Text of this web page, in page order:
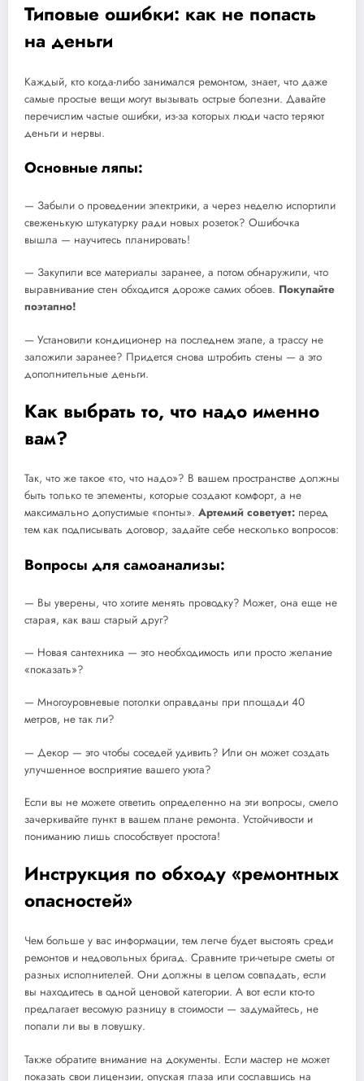
Типовые ошибки: как не попасть
на деньги
Каждый, кто когда-либо занимался ремонтом, знает, что даже
самые простые вещи могут вызывать острые болезни. Давайте
перечислим частые ошибки, из-за которых люди часто теряют
деньги и нервы.
Основные ляпы:
— Забыли о проведении электрики, а через неделю испортили
свеженькую штукатурку ради новых розеток? Ошибочка
вышла — научитесь планировать!
— Закупили все материалы заранее, а потом обнаружили, что
выравнивание стен обходится дороже самих обоев. Покупайте
поэтапно!
— Установили кондиционер на последнем этапе, а трассу не
заложили заранее? Придется снова штробить стены — а это
дополнительные деньги.
Как выбрать то, что надо именно
вам?
Так, что же такое «то, что надо»? В вашем пространстве должны
быть только те элементы, которые создают комфорт, а не
максимально допустимые «понты». Артемий советует: перед
тем как подписывать договор, задайте себе несколько вопросов:
Вопросы для самоанализы:
— Вы уверены, что хотите менять проводку? Может, она еще не
старая, как ваш старый друг?
— Новая сантехника — это необходимость или просто желание
«показать»?
— Многоуровневые потолки оправданы при площади 40
метров, не так ли?
— Декор — это чтобы соседей удивить? Или он может создать
улучшенное восприятие вашего уюта?
Если вы не можете ответить определенно на эти вопросы, смело
зачеркивайте пункт в вашем плане ремонта. Устойчивости и
пониманию лишь способствует простота!
Инструкция по обходу «ремонтных
опасностей»
Чем больше у вас информации, тем легче будет выстоять среди
ремонтов и недовольных бригад. Сравните три-четыре сметы от
разных исполнителей. Они должны в целом совпадать, если
вы находитесь в одной ценовой категории. А вот если кто-то
предлагает весомую разницу в стоимости — задумайтесь, не
попали ли вы в ловушку.
Также обратите внимание на документы. Если мастер не может
показать свои лицензии, опуская глаза или сославшись на